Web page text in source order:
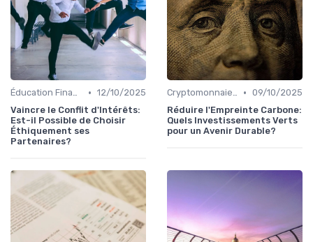
Éducation Financière • 12/10/2025
Vaincre le Conflit d'Intérêts:
Est-il Possible de Choisir
Éthiquement ses
Partenaires?
Cryptomonnaies et Investissements Alternatifs • 09/10/2025
Réduire l'Empreinte Carbone:
Quels Investissements Verts
pour un Avenir Durable?